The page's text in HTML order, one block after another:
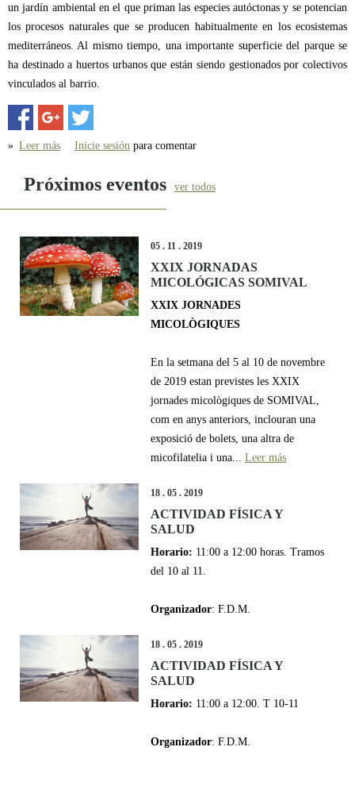
un jardín ambiental en el que priman las especies autóctonas y se potencian
los procesos naturales que se producen habitualmente en los ecosistemas
mediterráneos. Al mismo tiempo, una importante superficie del parque se
ha destinado a huertos urbanos que están siendo gestionados por colectivos
vinculados al barrio.
» Leer más sobre LLEGAN LOS HOTELES PARA INSECTOS AL
Inicie sesión para comentar
Próximos eventos ver todos
05 . 11 . 2019
XXIX JORNADAS
MICOLÓGICAS SOMIVAL
XXIX JORNADES
MICOLÒGIQUES
En la setmana del 5 al 10 de novembre
de 2019 estan previstes les XXIX
jornades micològiques de SOMIVAL,
com en anys anteriors, inclouran una
exposició de bolets, una altra de
micofilatelia i una... Leer más
18 . 05 . 2019
ACTIVIDAD FÍSICA Y
SALUD
Horario: 11:00 a 12:00 horas. Tramos
del 10 al 11.
Organizador: F.D.M.
18 . 05 . 2019
ACTIVIDAD FÍSICA Y
SALUD
Horario: 11:00 a 12:00. T 10-11
Organizador: F.D.M.